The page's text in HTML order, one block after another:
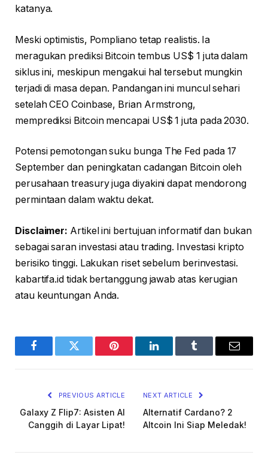
katanya.
Meski optimistis, Pompliano tetap realistis. Ia
meragukan prediksi Bitcoin tembus US$ 1 juta dalam
siklus ini, meskipun mengakui hal tersebut mungkin
terjadi di masa depan. Pandangan ini muncul sehari
setelah CEO Coinbase, Brian Armstrong,
memprediksi Bitcoin mencapai US$ 1 juta pada 2030.
Potensi pemotongan suku bunga The Fed pada 17
September dan peningkatan cadangan Bitcoin oleh
perusahaan treasury juga diyakini dapat mendorong
permintaan dalam waktu dekat.
Disclaimer: Artikel ini bertujuan informatif dan bukan
sebagai saran investasi atau trading. Investasi kripto
berisiko tinggi. Lakukan riset sebelum berinvestasi.
kabartifa.id tidak bertanggung jawab atas kerugian
atau keuntungan Anda.
FacebookTwitter Pinterest LinkedInTumblr Email
PREVIOUS ARTICLE
Galaxy Z Flip7: Asisten AI
Canggih di Layar Lipat!
NEXT ARTICLE
Alternatif Cardano? 2
Altcoin Ini Siap Meledak!